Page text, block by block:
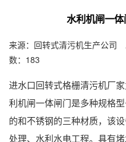
水利机闸一
来源：回转式清污机生产公
数：183
进水口回转式格栅清污机厂
利机闸一体闸门是多种规格
的和不锈钢的三种材质，该
处理、水利水电工程。具有